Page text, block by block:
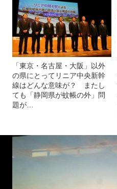
「東京・名古屋・大阪」以外
の県にとってリニア中央新幹
線はどんな意味が？ またし
ても「静岡県が蚊帳の外」問
題が…